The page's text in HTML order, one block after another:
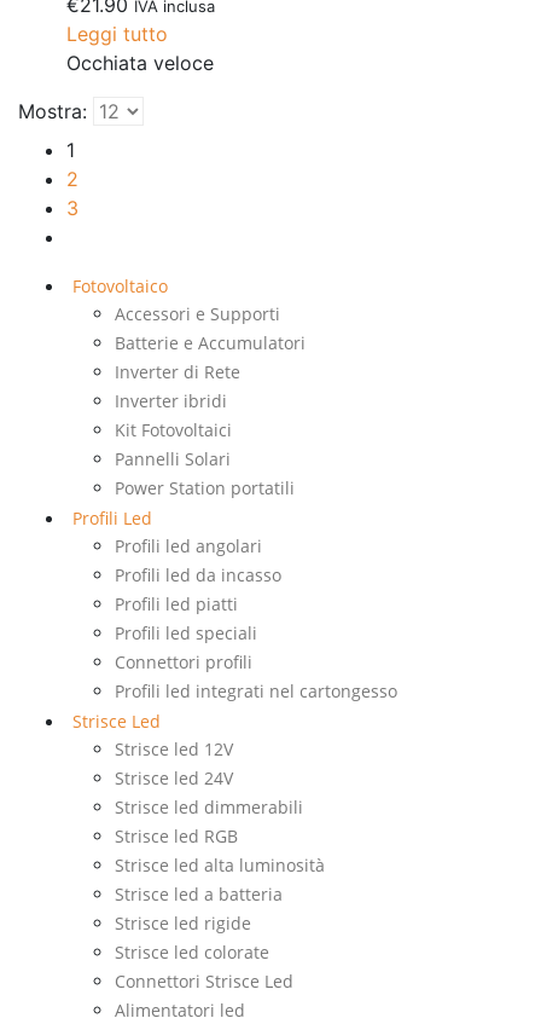
IVA inclusa
Leggi tutto
Occhiata veloce
Mostra:
1
2
3
Fotovoltaico
Accessori e Supporti
Batterie e Accumulatori
Inverter di Rete
Inverter ibridi
Kit Fotovoltaici
Pannelli Solari
Power Station portatili
Profili Led
Profili led angolari
Profili led da incasso
Profili led piatti
Profili led speciali
Connettori profili
Profili led integrati nel cartongesso
Strisce Led
Strisce led 12V
Strisce led 24V
Strisce led dimmerabili
Strisce led RGB
Strisce led alta luminosità
Strisce led a batteria
Strisce led rigide
Strisce led colorate
Connettori Strisce Led
Alimentatori led